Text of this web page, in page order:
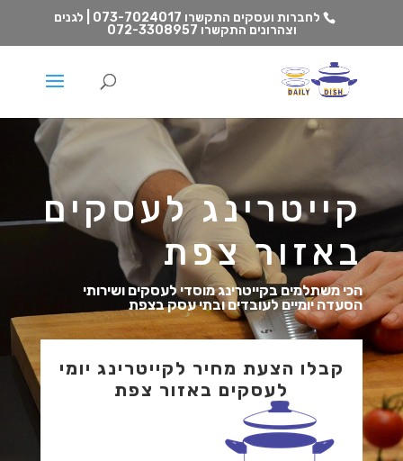
לחברות ועסקים התקשרו
073-7024017 | לגנים
וצהרונים התקשרו 072-3308957
קייטרינג לעסקים
באזור צפת
הכי משתלמים בקייטרינג מוסדי לעסקים ושירותי
הסעדה יומיים לעובדים ובתי עסק בצפת
קבלו הצעת מחיר לקייטרינג יומי
לעסקים באזור צפת